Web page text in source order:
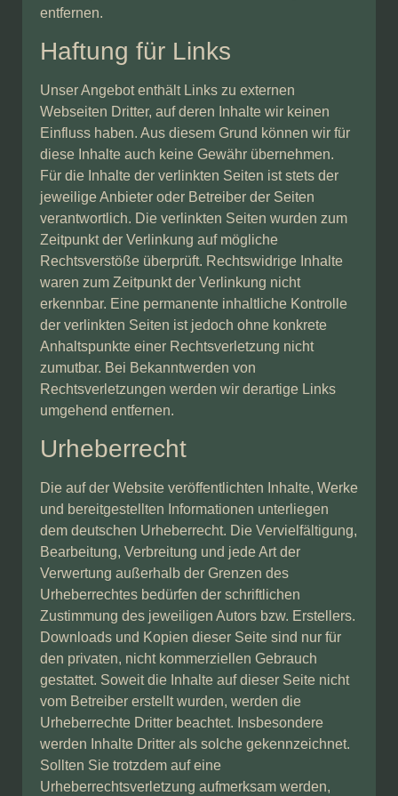
entfernen.
Haftung für Links
Unser Angebot enthält Links zu externen
Webseiten Dritter, auf deren Inhalte wir keinen
Einfluss haben. Aus diesem Grund können wir für
diese Inhalte auch keine Gewähr übernehmen.
Für die Inhalte der verlinkten Seiten ist stets der
jeweilige Anbieter oder Betreiber der Seiten
verantwortlich. Die verlinkten Seiten wurden zum
Zeitpunkt der Verlinkung auf mögliche
Rechtsverstöße überprüft. Rechtswidrige Inhalte
waren zum Zeitpunkt der Verlinkung nicht
erkennbar. Eine permanente inhaltliche Kontrolle
der verlinkten Seiten ist jedoch ohne konkrete
Anhaltspunkte einer Rechtsverletzung nicht
zumutbar. Bei Bekanntwerden von
Rechtsverletzungen werden wir derartige Links
umgehend entfernen.
Urheberrecht
Die auf der Website veröffentlichten Inhalte, Werke
und bereitgestellten Informationen unterliegen
dem deutschen Urheberrecht. Die Vervielfältigung,
Bearbeitung, Verbreitung und jede Art der
Verwertung außerhalb der Grenzen des
Urheberrechtes bedürfen der schriftlichen
Zustimmung des jeweiligen Autors bzw. Erstellers.
Downloads und Kopien dieser Seite sind nur für
den privaten, nicht kommerziellen Gebrauch
gestattet. Soweit die Inhalte auf dieser Seite nicht
vom Betreiber erstellt wurden, werden die
Urheberrechte Dritter beachtet. Insbesondere
werden Inhalte Dritter als solche gekennzeichnet.
Sollten Sie trotzdem auf eine
Urheberrechtsverletzung aufmerksam werden,